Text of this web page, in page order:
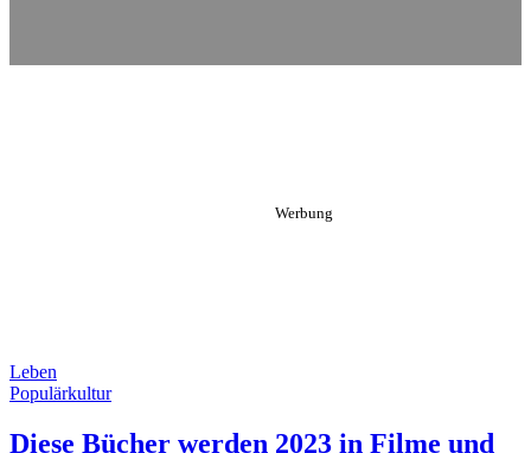
Leben
Populärkultur
Diese Bücher werden 2023 in Filme und